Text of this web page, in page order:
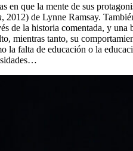
en que la mente de sus
, 2012) de Lynne Ramsay.
de la historia comentada, y
mientras tanto, su
la falta de educación o la